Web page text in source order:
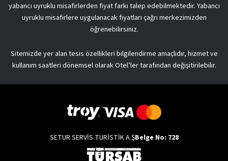
yabancı uyruklu misafirlerden fiyat farkı talep edebilmektedir. Yabancı
uyruklu misafirlere uygulanacak fiyatları çağrı merkezimizden
öğrenebilirsiniz.
Sitemizde yer alan tesis özellikleri bilgilendirme amaçlıdır, hizmet ve
kullanım saatleri dönemsel olarak Otel’ler tarafından değişitirilebilir.
SETUR SERVİS TURİSTİK A.ŞBelge No: 728